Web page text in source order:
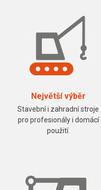
Největší výběr
Stavební i zahradní stroje
pro profesionály i domácí
použití.